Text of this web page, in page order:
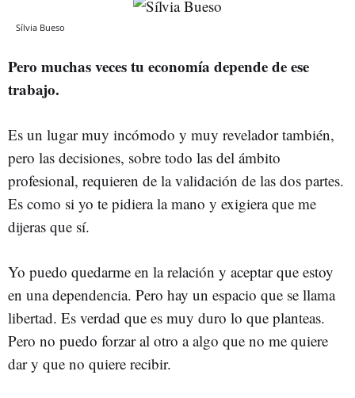
Sílvia Bueso
Pero muchas veces tu economía depende de ese
trabajo.
Es un lugar muy incómodo y muy revelador también,
pero las decisiones, sobre todo las del ámbito
profesional, requieren de la validación de las dos partes.
Es como si yo te pidiera la mano y exigiera que me
dijeras que sí.
Yo puedo quedarme en la relación y aceptar que estoy
en una dependencia. Pero hay un espacio que se llama
libertad. Es verdad que es muy duro lo que planteas.
Pero no puedo forzar al otro a algo que no me quiere
dar y que no quiere recibir.